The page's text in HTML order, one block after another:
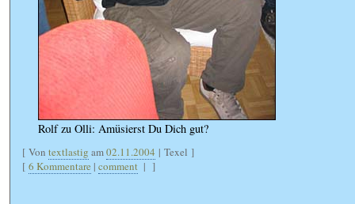
Rolf zu Olli: Amüsierst Du Dich gut?
[ Von textlastig am02.11.2004 | Texel ]
[ 6 Kommentare | comment | ]